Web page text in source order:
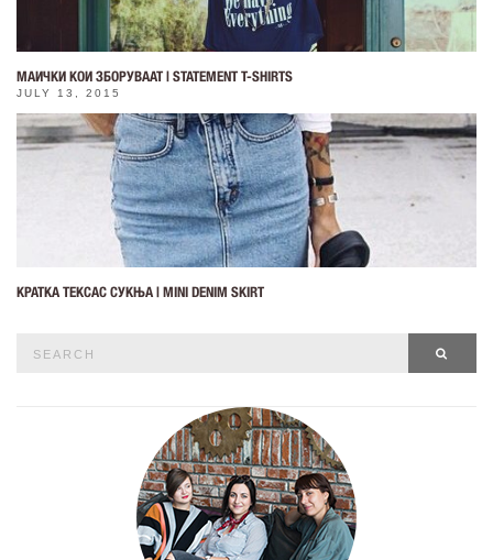
МАИЧКИ КОИ ЗБОРУВААТ | STATEMENT T-SHIRTS
JULY 13, 2015
КРАТКА ТЕКСАС СУКЊА | MINI DENIM SKIRT